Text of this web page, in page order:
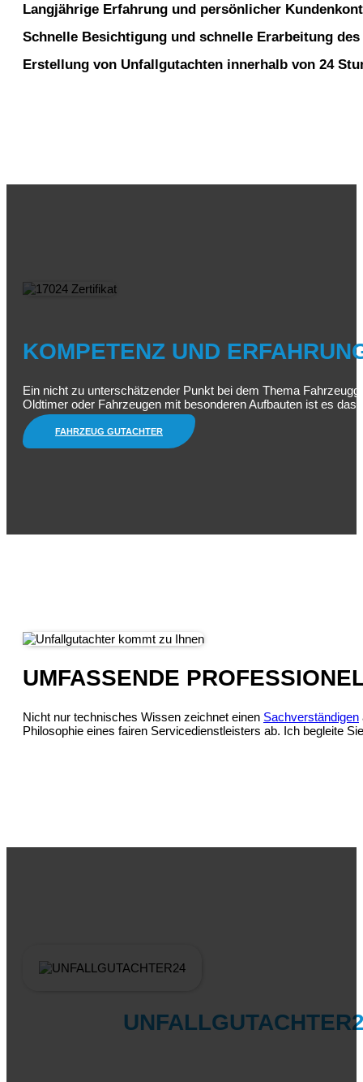
Langjährige Erfahrung und persönlicher
Schnelle Besichtigung und schnelle Erarbeitung
Erstellung von Unfallgutachten innerhalb von 24
KOMPETENZ UND
Ein nicht zu unterschätzender Punkt bei dem Thema
Oldtimer oder Fahrzeugen mit besonderen Aufbauten ist es das
FAHRZEUG GUTACHTER
UMFASSENDE
Nicht nur technisches Wissen zeichnet einen Sachverständigen
Philosophie eines fairen Servicedienstleisters ab. Ich begleite